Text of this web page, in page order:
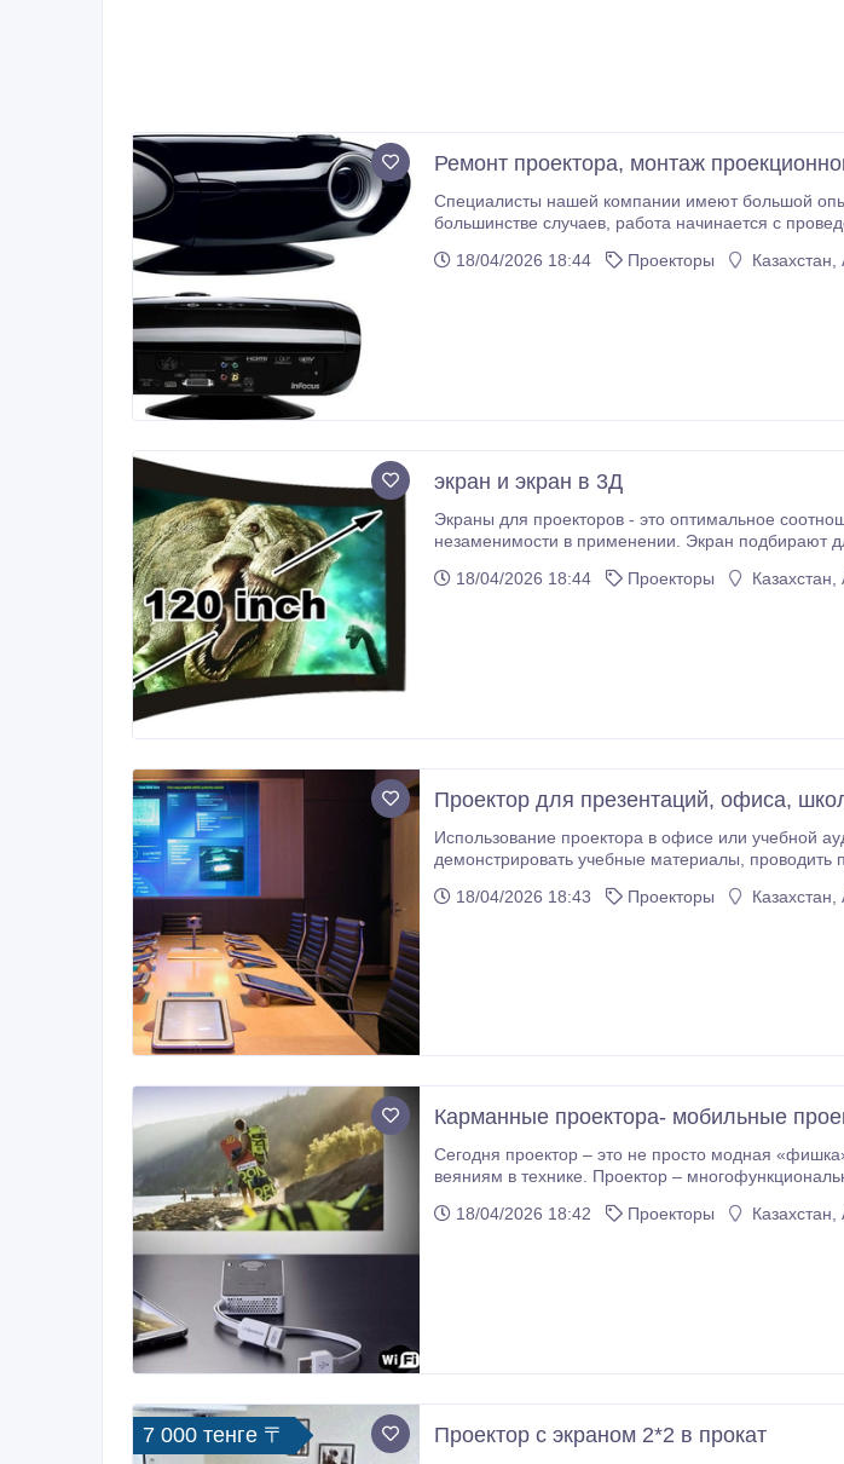
Ремонт проектора, монтаж
Специалисты нашей компании имеют большой
большинстве случаев, работа начинается с проведения необходимых замеров и осмотра помещения, в котором будет
детализацией видов работ и применяемого
18/04/2026 18:44 Проекторы Казахстан,
экран и экран в 3Д
Экраны для проекторов - это оптимальное соотношение
незаменимости в применении. Экран подбирают для конкретного интерьера с учетом площади комнаты или зала, высоты
18/04/2026 18:44
Проекторы Казахстан,
Проектор для презентаций, офиса,
Использование проектора в офисе или учебной
демонстрировать учебные материалы, проводить презентации, просматривать фотографии и видеозаписи во время обсуждения
18/04/2026 18:43
Проекторы Казахстан,
Карманные проектора- мобильные
Сегодня проектор – это не просто модная «фишка», которая расскажет окружающим о том, насколько вы следуете
веяниям в технике. Проектор – многофункциональный прибор, который позволит грамотно и
18/04/2026 18:42 Проекторы Казахстан,
7 000 тенге 〒 Проектор с экраном 2*2 в прокат